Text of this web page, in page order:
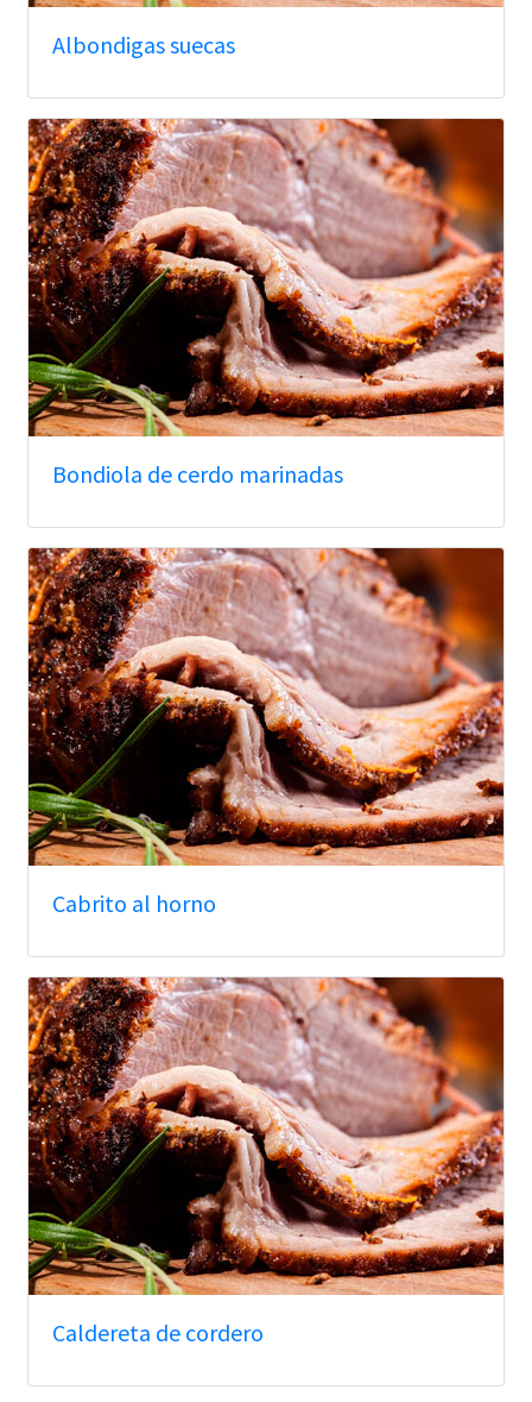
Albondigas suecas
Bondiola de cerdo marinadas
Cabrito al horno
Caldereta de cordero